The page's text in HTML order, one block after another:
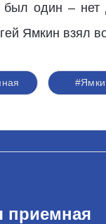
был один –
Ямкин взял
приемная